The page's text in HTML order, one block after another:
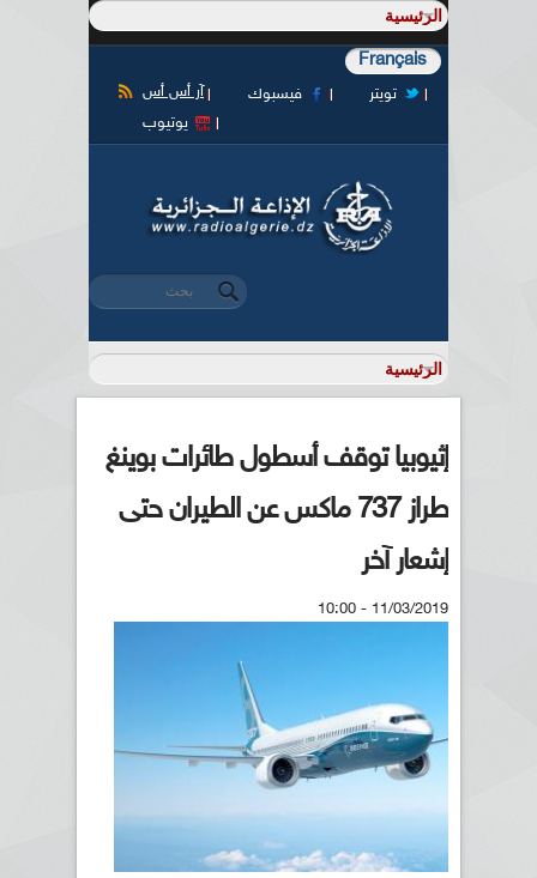
Français
آر أس أس فيسبوك
تويتر
يوتيوب
استمارة البحث
‏بحث ‏
إثيوبيا توقف أسطول طائرات بوينغ
طراز 737 ماكس عن الطيران حتى
إشعار آخر
11/03/2019 - 10:00